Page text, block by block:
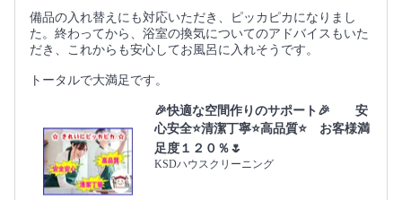
備品の入れ替えにも対応いただき、ピッカピカになりまし
た。終わってから、浴室の換気についてのアドバイスもいた
だき、これからも安心してお風呂に入れそうです。
トータルで大満足です。
🎉快適な空間作りのサポート🎉 安
心安全⭐清潔丁寧⭐高品質⭐ お客様満
足度１２０％🌷
KSDハウスクリーニング